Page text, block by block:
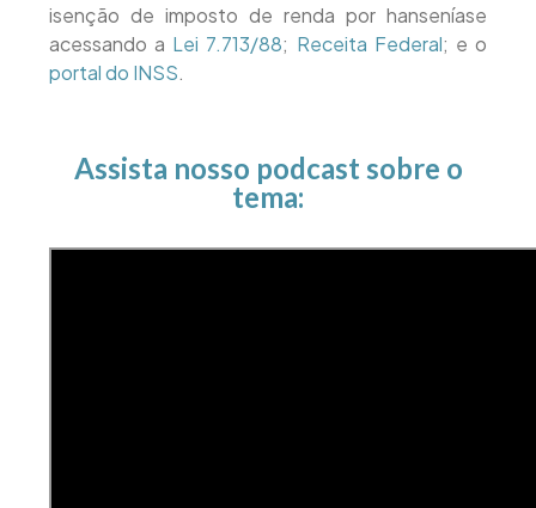
isenção de imposto de renda por hanseníase
acessando a Lei 7.713/88; Receita Federal; e o
portal do INSS.
Assista nosso podcast sobre o
tema: